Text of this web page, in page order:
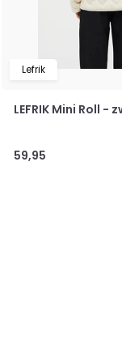
Lefrik
LEFRIK Mini Roll -
59,95